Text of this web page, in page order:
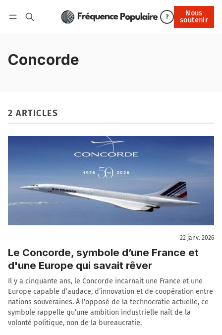
?
Nous
soutenir
Nous soutenir
Concorde
2 ARTICLES
22 janv. 2026
Le Concorde, symbole d’une France et
d'une Europe qui savait rêver
Il y a cinquante ans, le Concorde incarnait une France et une
Europe capable d’audace, d’innovation et de coopération entre
nations souveraines. À l’opposé de la technocratie actuelle, ce
symbole rappelle qu’une ambition industrielle naît de la
volonté politique, non de la bureaucratie.